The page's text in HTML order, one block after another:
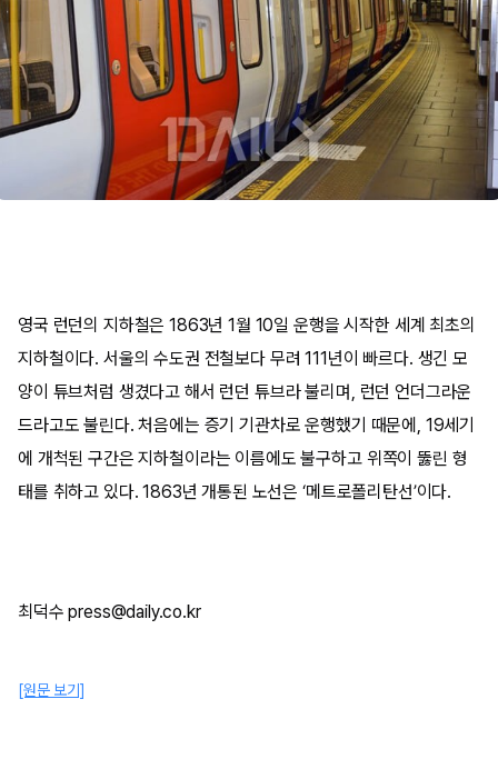
영국 런던의 지하철은 1863년 1월 10일 운행을 시작한 세계 최초의
지하철이다. 서울의 수도권 전철보다 무려 111년이 빠르다. 생긴 모
양이 튜브처럼 생겼다고 해서 런던 튜브라 불리며, 런던 언더그라운
드라고도 불린다. 처음에는 증기 기관차로 운행했기 때문에, 19세기
에 개척된 구간은 지하철이라는 이름에도 불구하고 위쪽이 뚫린 형
태를 취하고 있다. 1863년 개통된 노선은 ‘메트로폴리탄선’이다.
최덕수 press@daily.co.kr
[원문 보기]